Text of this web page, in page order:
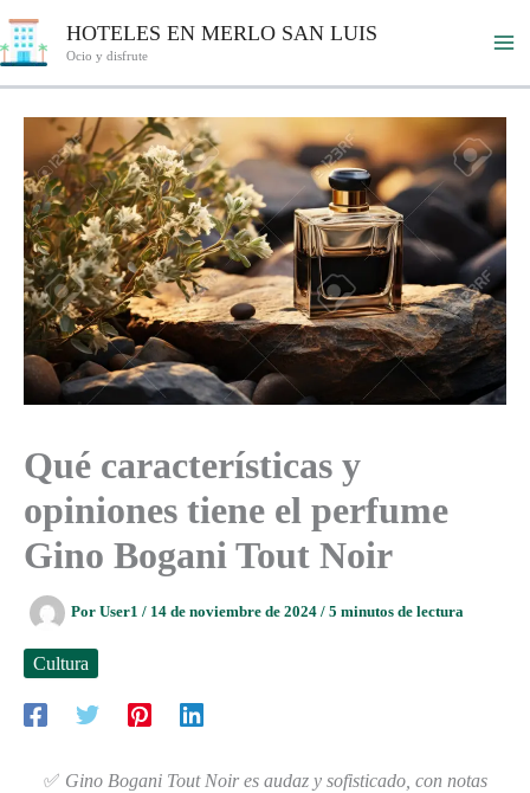
al
HOTELES EN MERLO SAN LUIS
Ocio y disfrute
Qué características y
opiniones tiene el perfume
Gino Bogani Tout Noir
Por User1 / 14 de noviembre de 2024 / 5 minutos de lectura
Cultura
✅ Gino Bogani Tout Noir es audaz y sofisticado, con notas